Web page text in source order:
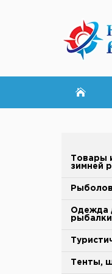
Товары
зимней
Полы
Блесны
Одежда
рыбалки
Зимняя
Защита
Alpika
Тенты,